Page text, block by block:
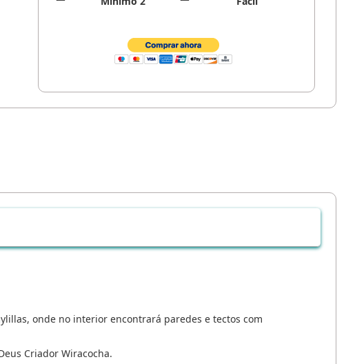
onde no interior encontrará paredes e tectos com
Criador Wiracocha.